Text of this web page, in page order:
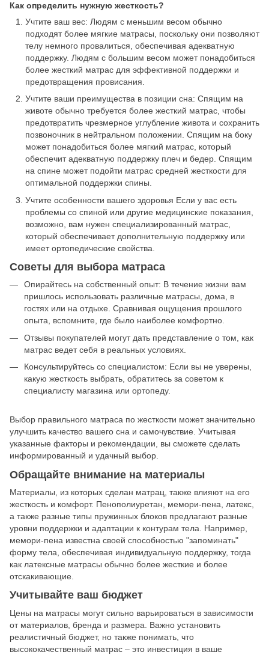
Как определить нужную жесткость?
Учтите ваш вес: Людям с меньшим весом обычно
подходят более мягкие матрасы, поскольку они позволяют
телу немного провалиться, обеспечивая адекватную
поддержку. Людям с большим весом может понадобиться
более жесткий матрас для эффективной поддержки и
предотвращения провисания.
Учтите ваши преимущества в позиции сна: Спящим на
животе обычно требуется более жесткий матрас, чтобы
предотвратить чрезмерное углубление живота и сохранить
позвоночник в нейтральном положении. Спящим на боку
может понадобиться более мягкий матрас, который
обеспечит адекватную поддержку плеч и бедер. Спящим
на спине может подойти матрас средней жесткости для
оптимальной поддержки спины.
Учтите особенности вашего здоровья Если у вас есть
проблемы со спиной или другие медицинские показания,
возможно, вам нужен специализированный матрас,
который обеспечивает дополнительную поддержку или
имеет ортопедические свойства.
Советы для выбора матраса
Опирайтесь на собственный опыт: В течение жизни вам
пришлось использовать различные матрасы, дома, в
гостях или на отдыхе. Сравнивая ощущения прошлого
опыта, вспомните, где было наиболее комфортно.
Отзывы покупателей могут дать представление о том, как
матрас ведет себя в реальных условиях.
Консультируйтесь со специалистом: Если вы не уверены,
какую жесткость выбрать, обратитесь за советом к
специалисту магазина или ортопеду.
Выбор правильного матраса по жесткости может значительно
улучшить качество вашего сна и самочувствие. Учитывая
указанные факторы и рекомендации, вы сможете сделать
информированный и удачный выбор.
Обращайте внимание на материалы
Материалы, из которых сделан матрац, также влияют на его
жесткость и комфорт. Пенополиуретан, мемори-пена, латекс,
а также разные типы пружинных блоков предлагают разные
уровни поддержки и адаптации к контурам тела. Например,
мемори-пена известна своей способностью "запоминать"
форму тела, обеспечивая индивидуальную поддержку, тогда
как латексные матрасы обычно более жесткие и более
отскакивающие.
Учитывайте ваш бюджет
Цены на матрасы могут сильно варьироваться в зависимости
от материалов, бренда и размера. Важно установить
реалистичный бюджет, но также понимать, что
высококачественный матрас – это инвестиция в ваше